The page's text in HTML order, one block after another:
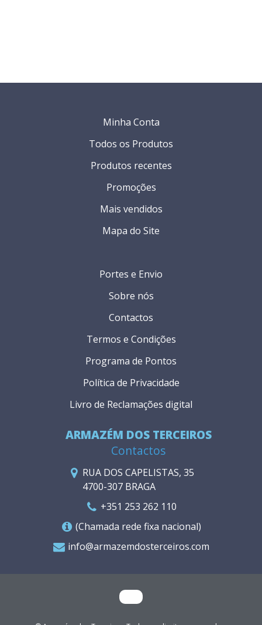
ARMAZÉM DOS TERCEIROS
Contactos
RUA DOS CAPELISTAS, 35
4700-307 BRAGA
+351 253 262 110
(Chamada rede fixa nacional)
info@armazemdosterceiros.com
Portes e Envio
Sobre nós
Contactos
Termos e Condições
Programa de Pontos
Política de Privacidade
Livro de Reclamações digital
Minha Conta
Todos os Produtos
Produtos recentes
Promoções
Mais vendidos
Mapa do Site